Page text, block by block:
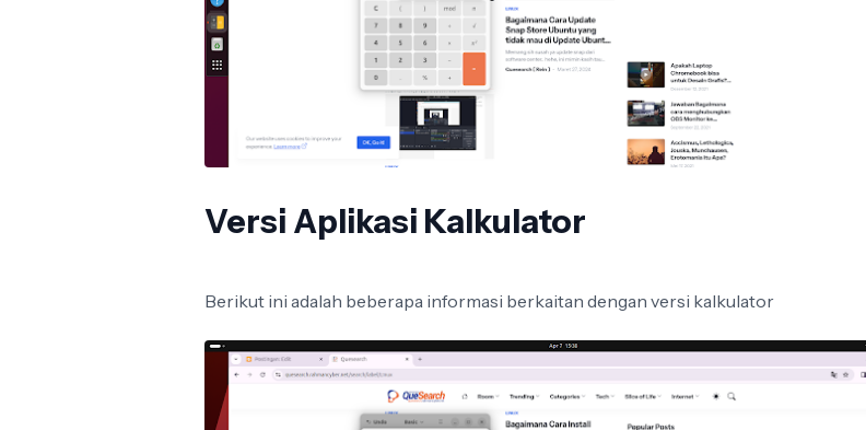
Versi Aplikasi Kalkulator
Berikut ini adalah beberapa informasi berkaitan dengan versi kalkulator